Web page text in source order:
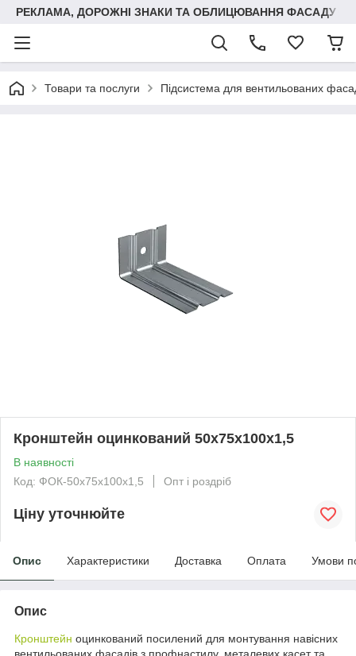
РЕКЛАМА, ДОРОЖНІ ЗНАКИ ТА ОБЛИЦЮВАННЯ ФАСАДУ
Товари та послуги Підсистема для вентильованих
Кронштейн оцинкований 50х75х100х1,5
В наявності
Код: ФОК-50х75х100х1,5
Опт і роздріб
Ціну уточнюйте
Опис Характеристики Доставка Оплата Умови
Опис
Кронштейн оцинкований посилений для монтування навісних
вентильованих фасадів з профнастилу, металевих касет та